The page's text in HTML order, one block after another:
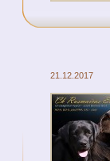
21.12.2017